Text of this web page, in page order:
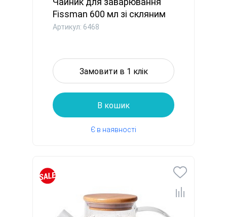
Fissman 600 мл зі скляним
ф...
Артикул: 6468
Замовити в 1 клік
В кошик
Є в наявності